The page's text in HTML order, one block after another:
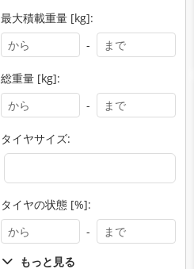
最大積載重量 [kg]:
-
総重量 [kg]:
-
タイヤサイズ:
タイヤの状態 [%]:
-
もっと見る